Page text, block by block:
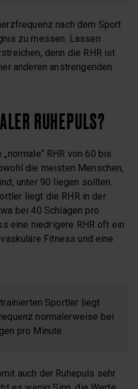
nach dem Sport
zu messen. Lassen
denn die RHR ist
anderen anstrengenden
RUHEPULS?
RHR von 60 bis
die meisten Menschen,
unter 90 liegen sollten.
liegt die RHR in der
bei 40 Schlägen pro
eine niedrigere RHR oft ein
Fitness und eine
Sportler liegt
normalerweise bei
pro Minute.
auch der Ruhepuls sehr